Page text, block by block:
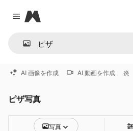
Close menu
Magnific
AI 画像を作成 AI 動画を作成 炎
ピザ写真
写真